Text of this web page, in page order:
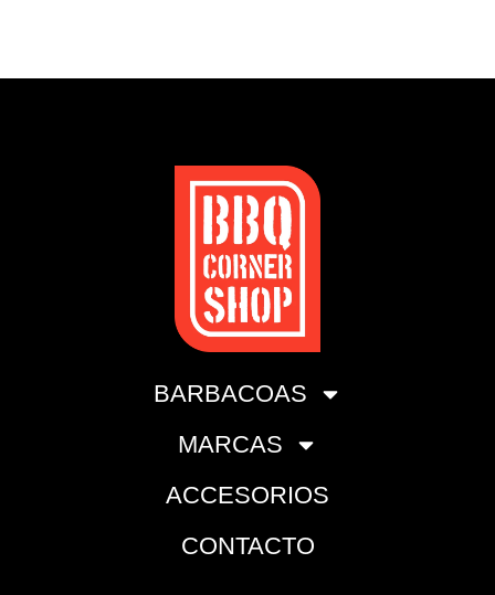
BARBACOAS
MARCAS
ACCESORIOS
CONTACTO